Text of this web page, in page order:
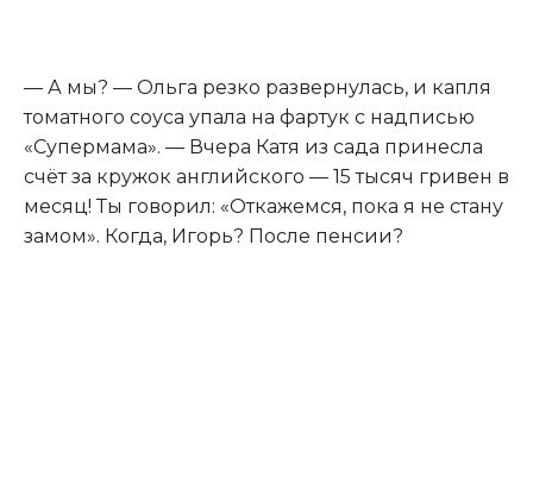
— А мы? — Ольга резко развернулась, и капля
томатного соуса упала на фартук с надписью
«Супермама». — Вчера Катя из сада принесла
счёт за кружок английского — 15 тысяч гривен в
месяц! Ты говорил: «Откажемся, пока я не стану
замом». Когда, Игорь? После пенсии?